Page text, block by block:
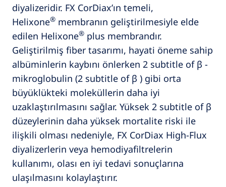
diyalizeridir. FX CorDiax’ın temeli,
Helixone® membranın geliştirilmesiyle elde
edilen Helixone® plus membrandır.
Geliştirilmiş fiber tasarımı, hayati öneme sahip
albüminlerin kaybını önlerken 2 subtitle of β -
mikroglobulin (2 subtitle of β ) gibi orta
büyüklükteki moleküllerin daha iyi
uzaklaştırılmasını sağlar. Yüksek 2 subtitle of β
düzeylerinin daha yüksek mortalite riski ile
ilişkili olması nedeniyle, FX CorDiax High-Flux
diyalizerlerin veya hemodiyafiltrelerin
kullanımı, olası en iyi tedavi sonuçlarına
ulaşılmasını kolaylaştırır.